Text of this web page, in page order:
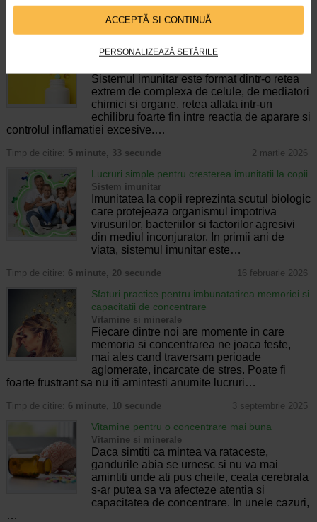
ACCEPTĂ SI CONTINUĂ
PERSONALIZEAZĂ SETĂRILE
ARTICOLE RECOMANDATE
sunt acestea
Sistemul imunitar este format dintr-o retea
extrem de complexa de celule, de mediatori
chimici si organe, retea aflata intr-un
echilibru foarte fin intre reactia de aparare si
controlul inflamatiei excesive.…
Timp de citire: 5 minute, 33 secunde 2 martie 2026
Lucruri simple pentru cresterea imunitatii la copii
Sistem imunitar
Imunitatea la copii reprezinta scutul biologic
care protejeaza organismul impotriva
virusurilor, bacteriilor si factorilor agresivi
din mediul inconjurator. In primii ani de
viata, sistemul imunitar este…
Timp de citire: 6 minute, 20 secunde 16 februarie 2026
Sfaturi practice pentru imbunatatirea memoriei si
capacitatii de concentrare
Vitamine si minerale
Fiecare dintre noi are momente in care
memoria si concentrarea ne joaca feste,
mai ales cand traversam perioade
aglomerate, incarcate de stres. Poate fi
foarte frustrant sa nu iti amintesti anumite lucruri…
Timp de citire: 6 minute, 10 secunde 3 septembrie 2025
Vitamine pentru o concentrare mai buna
Vitamine si minerale
Daca simtiti ca mintea va rataceste,
gandurile abia se urnesc si nu va mai
amintiti unde ati pus cheile, ceata cerebrala
s-ar putea sa va afecteze atentia si
capacitatea de concentrare. In unele cazuri,
…